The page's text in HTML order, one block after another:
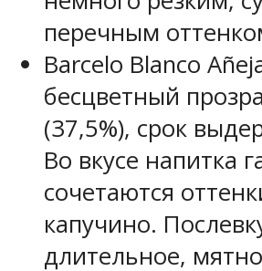
перечным
Barcelo Blanco
бесцветный
(37,5%), срок
Во вкусе напитка
сочетаются
капучино.
длительное,